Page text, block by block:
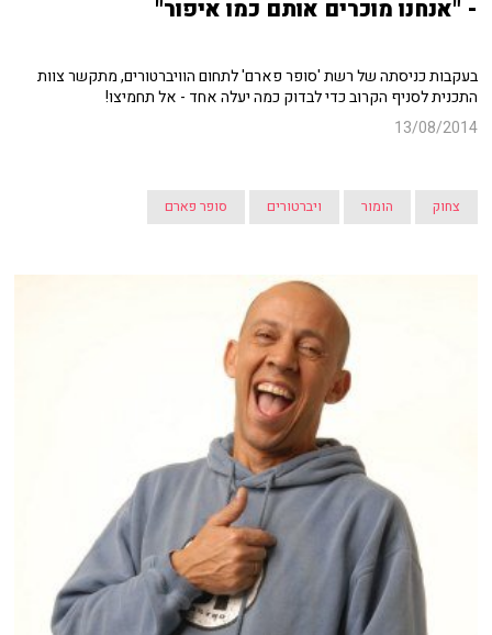
- "אנחנו מוכרים אותם כמו איפור"
בעקבות כניסתה של רשת 'סופר פארם' לתחום הוויברטורים, מתקשר צוות
התכנית לסניף הקרוב כדי לבדוק כמה יעלה אחד - אל תחמיצו!
13/08/2014
צחוק הומור ויברטורים סופר פארם